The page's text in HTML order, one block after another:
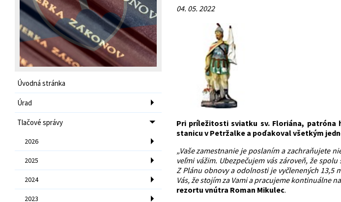
Úvodná stránka
Úrad
Tlačové správy
2026
2025
2024
2023
04. 05. 2022
Pri príležitosti sviatku sv. Floriána, patróna
stanicu v Petržalke a poďakoval všetkým
„Vaše zamestnanie je poslaním a zachraňujete
veľmi vážim. Ubezpečujem vás zároveň, že
Z Plánu obnovy a odolnosti je vyčlenených 13,5
Vás, že stojím za Vami a pracujeme kontinuálne
rezortu vnútra Roman Mikulec.